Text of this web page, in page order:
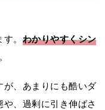
。 わかりやすくシン
、あまりにも酷いダ
、過剰に引き伸ばさ